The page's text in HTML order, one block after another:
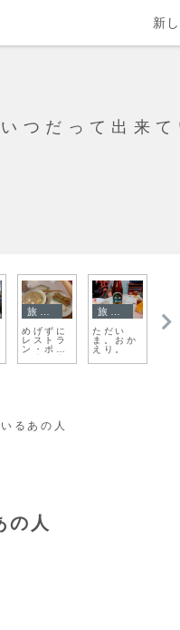
つだって出来
旅日記
ただい
ま。おか
えり。
旅日記
これがブ
ダペスト
の日常。
安
るあの人
の人
新